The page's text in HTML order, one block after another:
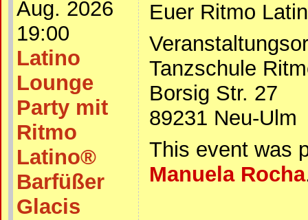
Aug. 2026
19:00
Latino
Lounge
Party mit
Ritmo
Latino®
Barfüßer
Glacis
Euer Ritmo
Tanzschule
Borsig Str. 27
89231 Neu-Ulm
This event was
Manuela Rocha